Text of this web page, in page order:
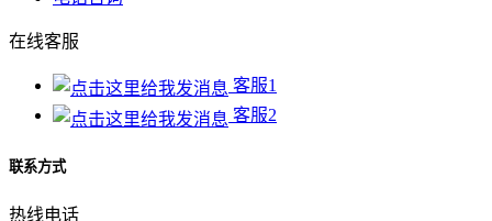
在线客服
客服1
客服2
联系方式
热线电话